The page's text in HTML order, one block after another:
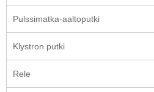
Pulssimatka-aaltoputki
Klystron putki
Rele